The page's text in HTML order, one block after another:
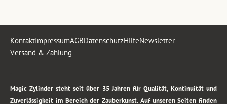
KontaktImpressumAGBDatenschutzHilfeNewsletter
Versand & Zahlung
Magic Zylinder steht seit über 35 Jahren für Qualität, Kontinuität und
Zuverlässigkeit im Bereich der Zauberkunst. Auf unseren Seiten finden